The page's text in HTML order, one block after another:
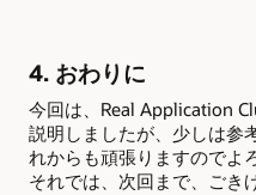
4. おわりに
今回は、Real Application
説明しましたが、少しは参
れからも頑張りますのでよ
それでは、次回まで、